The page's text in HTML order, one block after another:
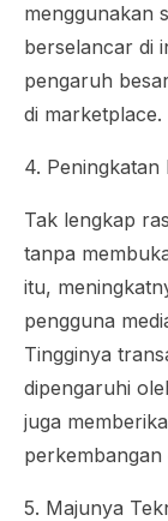
menggunakan
berselancar di
pengaruh
di marketplace.
4. Peningkatan
Tak lengkap
tanpa
itu,
pengguna
Tingginya
dipengaruhi
juga
5. Majunya